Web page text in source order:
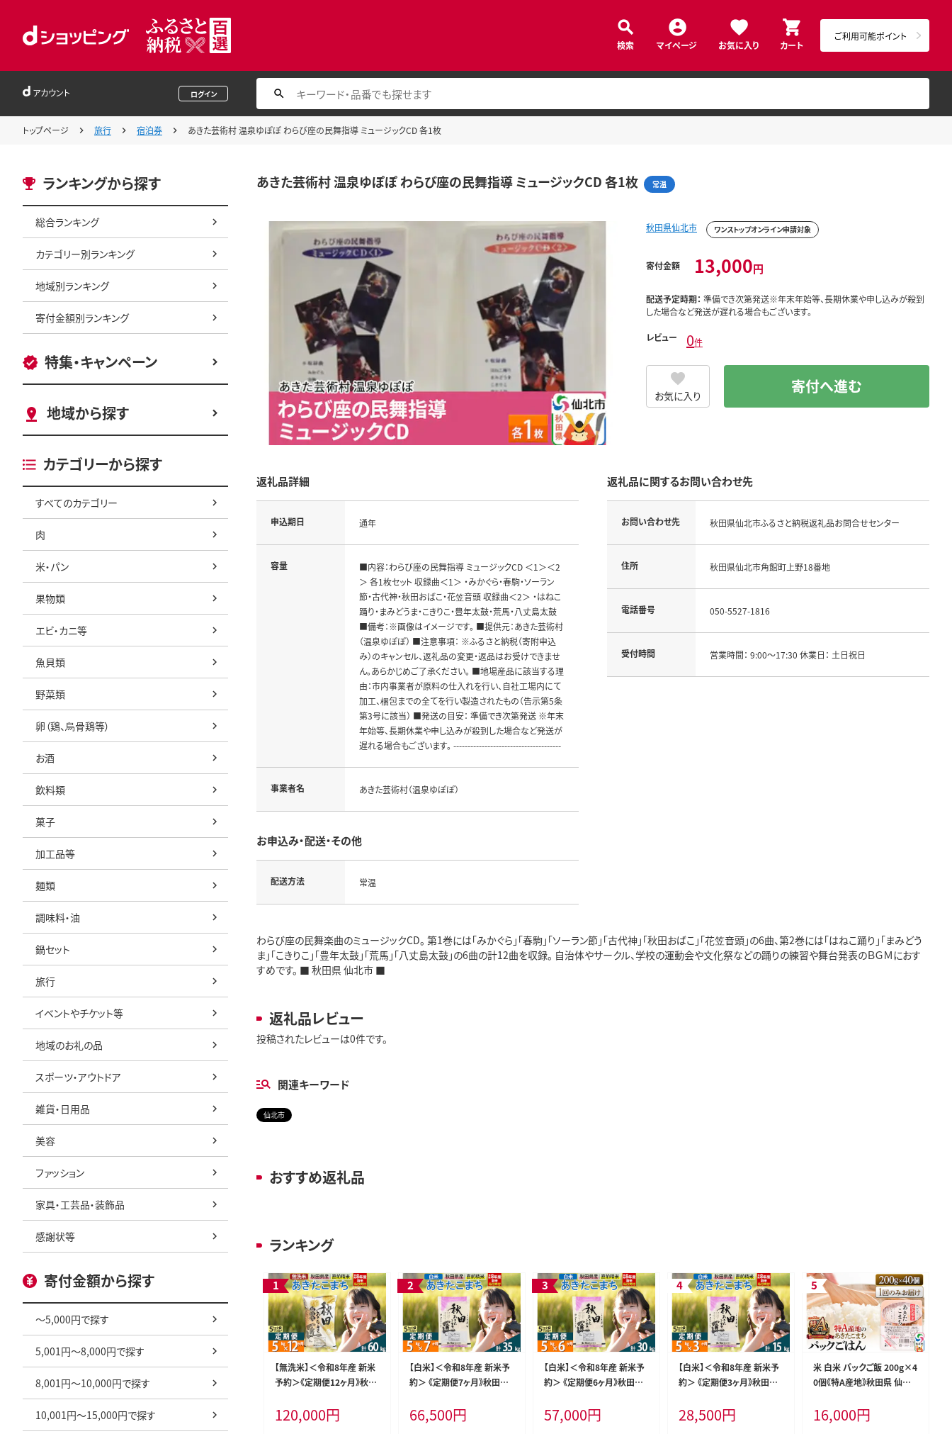
検索 マイページ お気に入り カート
ご利用可能ポイント
アカウント ログイン
トップページ 旅行 宿泊券 あきた芸術村 温泉ゆぽぽ わらび座の民舞指導 ミュージックCD 各1枚
ランキングから探す
総合ランキング
カテゴリー別ランキング
地域別ランキング
寄付金額別ランキング
特集・キャンペーン
地域から探す
カテゴリーから探す
すべてのカテゴリー
肉
米・パン
果物類
エビ・カニ等
魚貝類
野菜類
卵（鶏、烏骨鶏等）
お酒
飲料類
菓子
加工品等
麺類
調味料・油
鍋セット
旅行
イベントやチケット等
地域のお礼の品
スポーツ・アウトドア
雑貨・日用品
美容
ファッション
家具・工芸品・装飾品
感謝状等
寄付金額から探す
～5,000円で探す
5,001円～8,000円で探す
8,001円～10,000円で探す
10,001円～15,000円で探す
あきた芸術村 温泉ゆぽぽ わらび座の民舞指導 ミュージックCD 各1枚 常温
秋田県仙北市 ワンストップオンライン申請対象
寄付金額 13,000円
配送予定時期： 準備でき次第発送※年末年始等、長期休業や申し込みが殺到
した場合など発送が遅れる場合もございます。
レビュー 0件
お気に入り 寄付へ進む
返礼品詳細
申込期日 通年
容量
■内容：わらび座の民舞指導 ミュージックCD ＜1＞＜2
＞ 各1枚セット 収録曲＜1＞ ・みかぐら・春駒・ソーラン
節・古代神・秋田おばこ・花笠音頭 収録曲＜2＞ ・はねこ
踊り・まみどうま・こきりこ・豊年太鼓・荒馬・八丈島太鼓
■備考：※画像はイメージです。 ■提供元：あきた芸術村
（温泉ゆぽぽ） ■注意事項： ※ふるさと納税（寄附申込
み）のキャンセル、返礼品の変更・返品はお受けできませ
ん。あらかじめご了承ください。 ■地場産品に該当する理
由：市内事業者が原料の仕入れを行い、自社工場内にて
加工、梱包までの全てを行い製造されたもの（告示第5条
第3号に該当） ■発送の目安： 準備でき次第発送 ※年末
年始等、長期休業や申し込みが殺到した場合など発送が
遅れる場合もございます。 --------------------------------------
事業者名 あきた芸術村（温泉ゆぽぽ）
お申込み・配送・その他
配送方法 常温
返礼品に関するお問い合わせ先
お問い合わせ先 秋田県仙北市ふるさと納税返礼品お問合せセンター
住所 秋田県仙北市角館町上野18番地
電話番号 050-5527-1816
受付時間 営業時間： 9:00～17:30 休業日： 土日祝日
わらび座の民舞楽曲のミュージックCD。 第1巻には「みかぐら」「春駒」「ソーラン節」「古代神」「秋田おばこ」「花笠音頭」の6曲、第2巻には「はねこ踊り」「まみどう
ま」「こきりこ」「豊年太鼓」「荒馬」「八丈島太鼓」の6曲の計12曲を収録。 自治体やサークル、学校の運動会や文化祭などの踊りの練習や舞台発表のＢＧＭにおす
すめです。 ■ 秋田県 仙北市 ■
返礼品レビュー
投稿されたレビューは0件です。
関連キーワード
仙北市
おすすめ返礼品
ランキング
【無洗米】＜令和8年産 新米
予約＞《定期便12ヶ月》秋田
×1袋) ×12回 5キロ お米
匠 [サンファーム西木 米5kg
120,000円
【白米】＜令和8年産 新米予
約＞ 《定期便7ヶ月》秋田県
1袋)×7回 5キロ お米 匠
[サンファーム西木 米5kg 米
66,500円
【白米】＜令和8年産 新米予
約＞ 《定期便6ヶ月》秋田県
1袋)×6回 5キロ お米 匠
[サンファーム西木 米5kg 米
57,000円
【白米】＜令和8年産 新米予
約＞ 《定期便3ヶ月》秋田県
1袋)×3回 5キロ お米 匠
[サンファーム西木 米5kg 米
28,500円
米 白米 パックご飯 200g×4
0個《特A産地》秋田県 仙北
はん【 パックご飯 パックライ
ス ご飯 ご飯パック ごはんパ
16,000円